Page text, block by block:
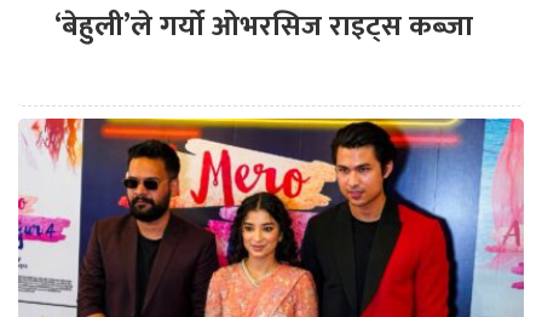
‘बेहुली’ले गर्यो ओभरसिज राइट्स कब्जा